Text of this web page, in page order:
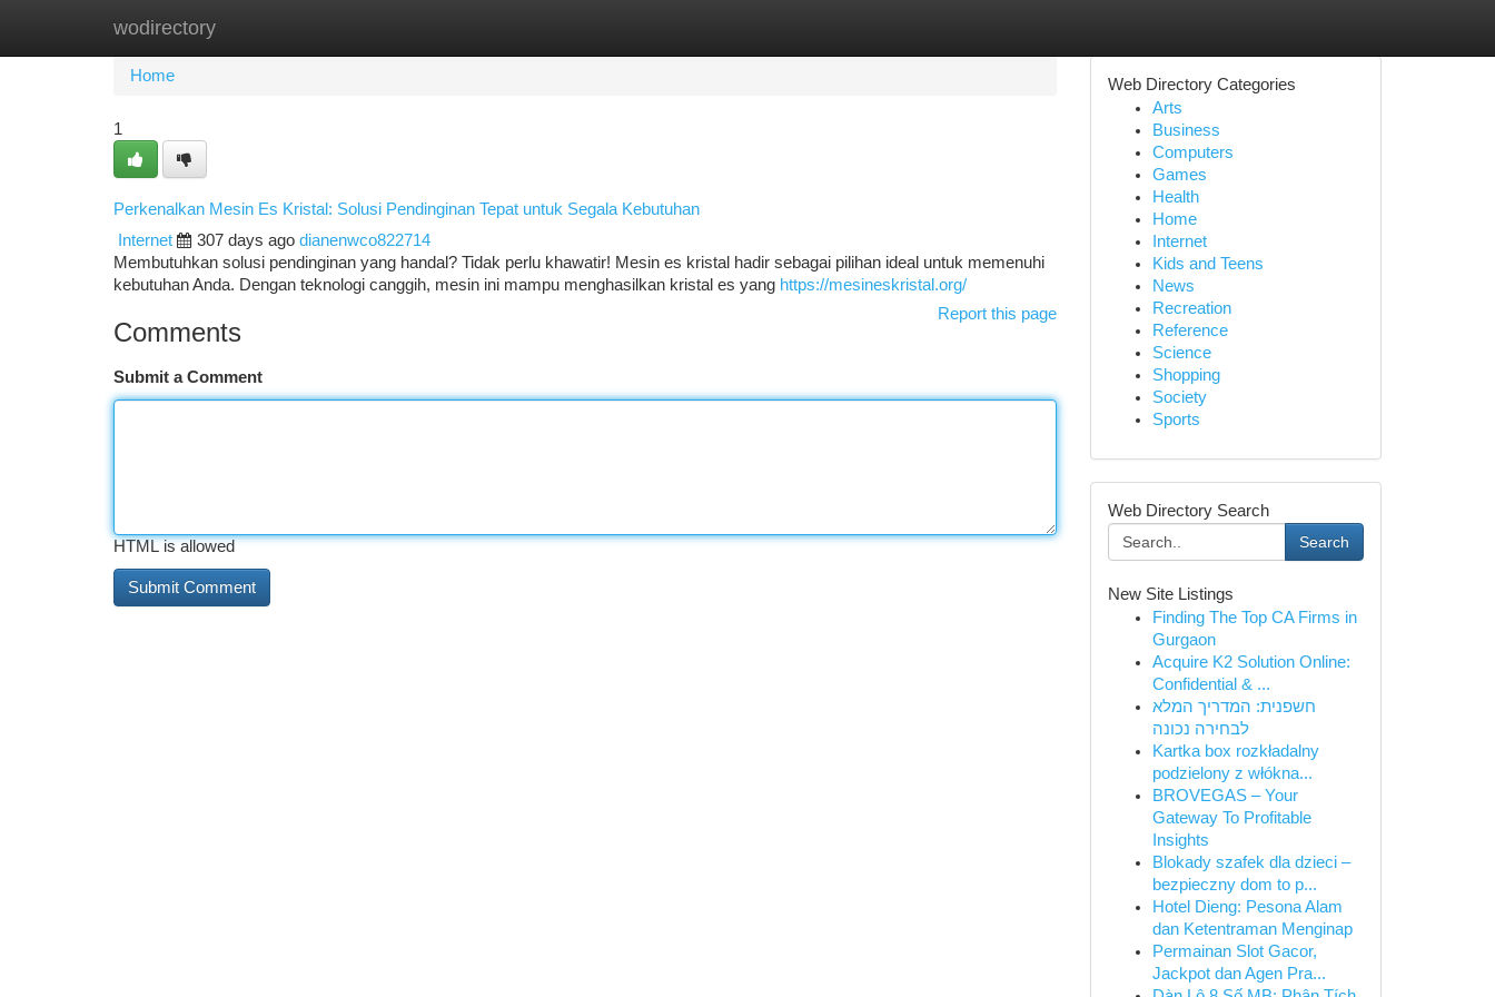
wodirectory
Home
Home
1
Perkenalkan Mesin Es Kristal: Solusi Pendinginan Tepat untuk Segala Kebutuhan
Internet
307 days ago dianenwco822714
Membutuhkan solusi pendinginan yang handal? Tidak perlu khawatir! Mesin es kristal hadir sebagai pilihan ideal untuk memenuhi
kebutuhan Anda. Dengan teknologi canggih, mesin ini mampu menghasilkan kristal es yang https://mesineskristal.org/
Report this page
Comments
Submit a Comment
HTML is allowed
Web Directory Categories
Arts
Business
Computers
Games
Health
Home
Internet
Kids and Teens
News
Recreation
Reference
Science
Shopping
Society
Sports
Web Directory Search
Search
New Site Listings
Finding The Top CA Firms in
Gurgaon
Acquire K2 Solution Online:
Confidential & ...
חשפנית: המדריך המלא
לבחירה נכונה
Kartka box rozkładalny
podzielony z włókna...
BROVEGAS – Your
Gateway To Profitable
Insights
Blokady szafek dla dzieci –
bezpieczny dom to p...
Hotel Dieng: Pesona Alam
dan Ketentraman Menginap
Permainan Slot Gacor,
Jackpot dan Agen Pra...